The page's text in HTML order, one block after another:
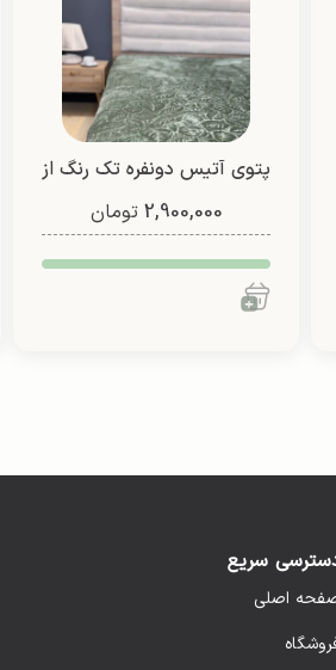
پتوی آتیس دونفره تک رنگ از
شادیلون (طرح4)
2,900,000 تومان
سریع
اصلی